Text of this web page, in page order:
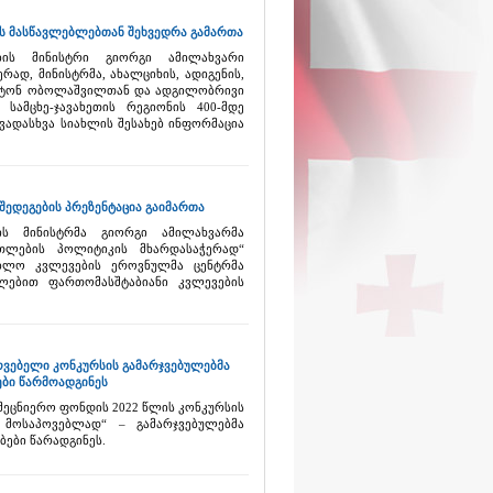
მასწავლებლებთან შეხვედრა გამართა
მინისტრი გიორგი ამილახვარი
მინისტრმა, ახალციხის, ადიგენის,
ობოლაშვილთან და ადგილობრივი
ჯავახეთის რეგიონის 400-მდე
სიახლის შესახებ ინფორმაცია
პრეზენტაცია გაიმართა
მინისტრმა გიორგი ამილახვარმა
პოლიტიკის მხარდასაჭერად“
კვლევების ეროვნულმა ცენტრმა
ფართომასშტაბიანი კვლევების
კონკურსის გამარჯვებულებმა
წარმოადგინეს
ფონდის 2022 წლის კონკურსის
– გამარჯვებულებმა
წარადგინეს.